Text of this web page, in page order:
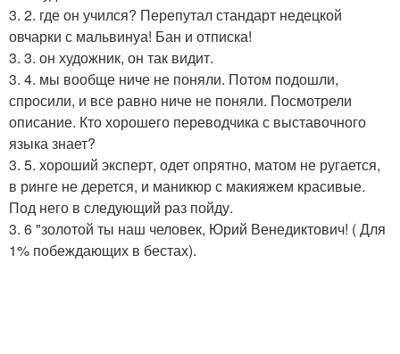
3. 2. где он учился? Перепутал стандарт недецкой
овчарки с мальвинуа! Бан и отписка!
3. 3. он художник, он так видит.
3. 4. мы вообще ниче не поняли. Потом подошли,
спросили, и все равно ниче не поняли. Посмотрели
описание. Кто хорошего переводчика с выставочного
языка знает?
3. 5. хороший эксперт, одет опрятно, матом не ругается,
в ринге не дерется, и маникюр с макияжем красивые.
Под него в следующий раз пойду.
3. 6 "золотой ты наш человек, Юрий Венедиктович! ( Для
1% побеждающих в бестах).